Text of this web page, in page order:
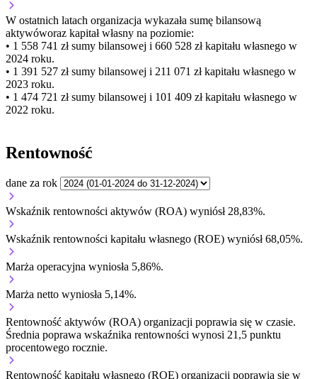
W ostatnich latach organizacja wykazała sumę bilansową
aktywóworaz kapitał własny na poziomie:
• 1 558 741 złsumy bilansowej i 660 528 zł kapitału własnego w
2024 roku.
• 1 391 527 złsumy bilansowej i 211 071 zł kapitału własnego w
2023 roku.
• 1 474 721 złsumy bilansowej i 101 409 zł kapitału własnego w
2022 roku.
Rentowność
dane za rok
Wskaźnik rentowności aktywów (ROA) wyniósł 28,83%.
Wskaźnik rentowności kapitału własnego (ROE) wyniósł 68,05%.
Marża operacyjna wyniosła 5,86%.
Marża netto wyniosła 5,14%.
Rentowność aktywów (ROA) organizacji poprawia się w czasie.
Średnia poprawa wskaźnika rentowności wynosi 21,5 punktu
procentowego rocznie.
Rentowność kapitału własnego (ROE) organizacji poprawia się w